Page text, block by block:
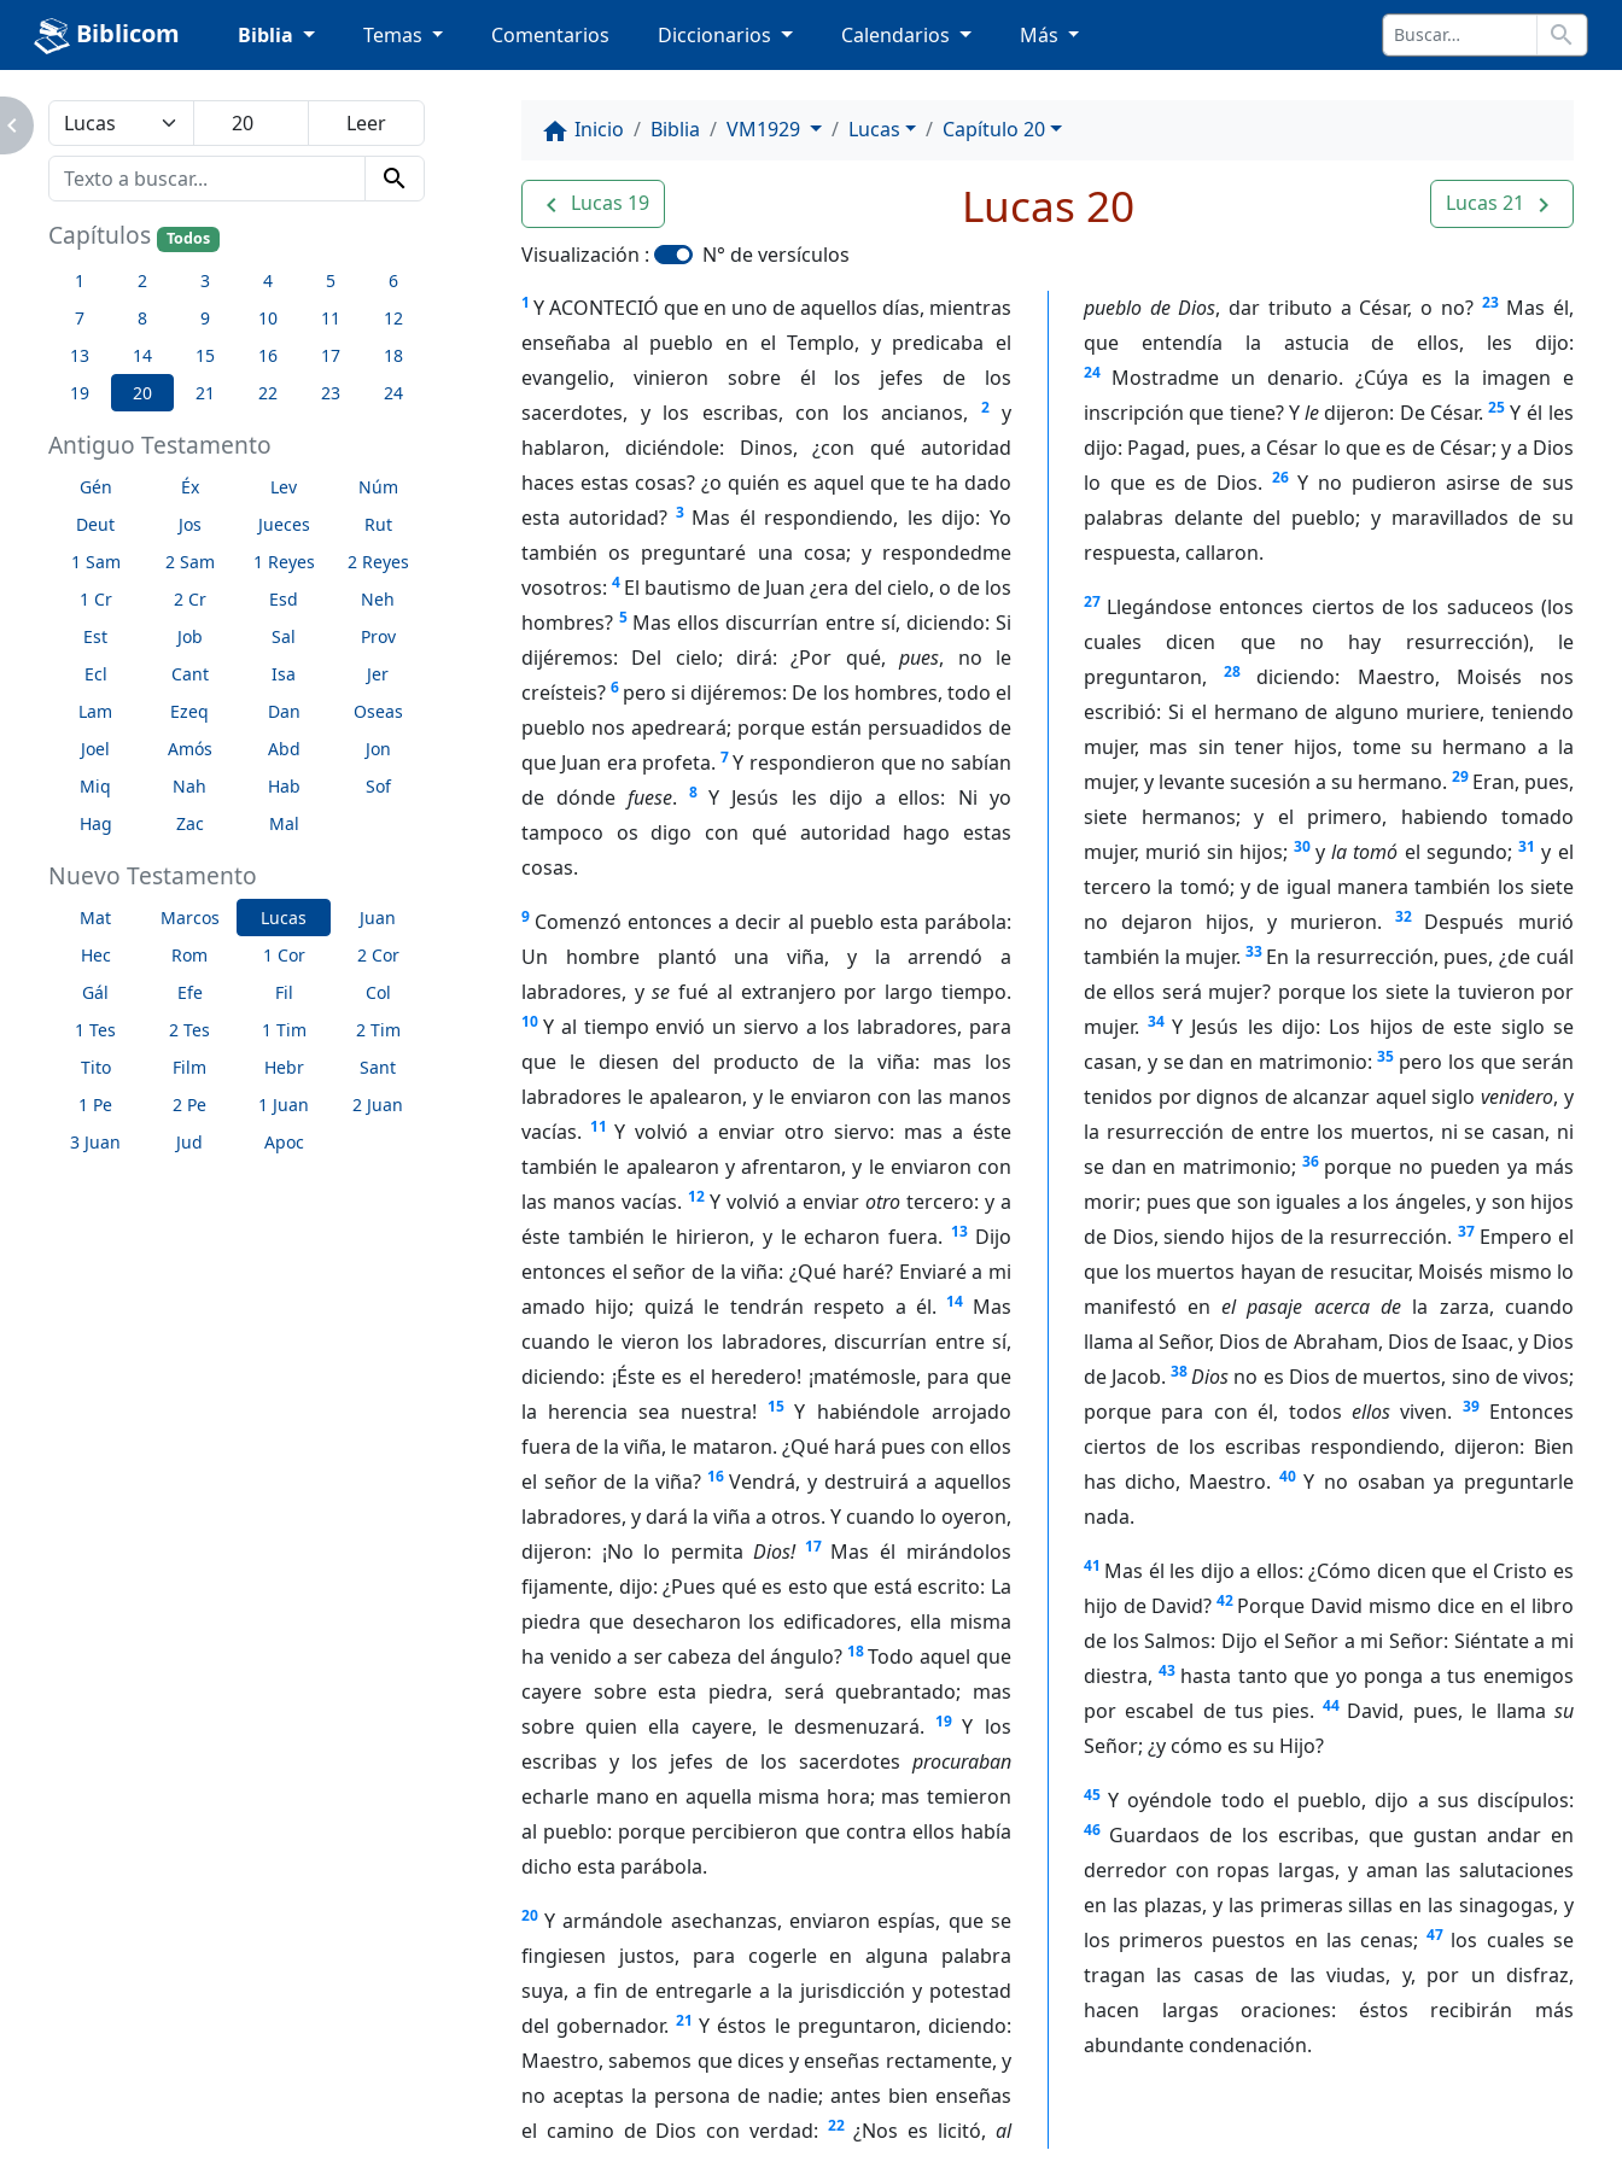
Biblicom Biblia Temas Comentarios Diccionarios Calendarios Más search
search
Capítulos Todos
1 2 3 4 5
6
7
8 9 10 11
12
13
14 15 16 17
18
19
20 21 22 23 24
Antiguo Testamento
Gén Éx Lev
Núm
Deut
Jos Jueces
Rut
1 Sam
2 Sam 1 Reyes
2 Reyes
1 Cr
2 Cr Esd
Neh
Est
Job Sal
Prov
Ecl
Cant Isa
Jer
Lam
Ezeq Dan
Oseas
Joel
Amós Abd
Jon
Miq
Nah Hab
Sof
Hag
Zac Mal
Nuevo Testamento
Mat Marcos Lucas
Juan
Hec
Rom 1 Cor
2 Cor
Gál
Efe Fil
Col
1 Tes
2 Tes 1 Tim
2 Tim
Tito
Film Hebr
Sant
1 Pe
2 Pe 1 Juan
2 Juan
3 Juan
Jud Apoc
home Inicio Biblia VM1929 Lucas Capítulo 20
navigate_before Lucas 19 Lucas 21 navigate_next
Lucas 20
Visualización : N° de versículos
1 Y ACONTECIÓ que en uno de aquellos días, mientras
enseñaba al pueblo en el Templo, y predicaba el
evangelio, vinieron sobre él los jefes de los
sacerdotes, y los escribas, con los ancianos,
2 y
hablaron, diciéndole: Dinos, ¿con qué autoridad
haces estas cosas? ¿o quién es aquel que te ha dado
esta autoridad? 3 Mas él respondiendo, les dijo: Yo
también os preguntaré una cosa; y respondedme
vosotros: 4 El bautismo de Juan ¿era del cielo, o de los
hombres? 5 Mas ellos discurrían entre sí, diciendo: Si
dijéremos: Del cielo; dirá: ¿Por qué, pues, no le
creísteis? 6 pero si dijéremos: De los hombres, todo el
pueblo nos apedreará; porque están persuadidos de
que Juan era profeta. 7Y respondieron que no sabían
de dónde fuese. 8 Y Jesús les dijo a ellos: Ni yo
tampoco os digo con qué autoridad hago estas
cosas.
9 Comenzó entonces a decir al pueblo esta parábola:
Un hombre plantó una viña, y la arrendó a
labradores, y se fué al extranjero por largo tiempo.
10 Y al tiempo envió un siervo a los labradores, para
que le diesen del producto de la viña: mas los
labradores le apalearon, y le enviaron con las manos
vacías. 11 Y volvió a enviar otro siervo: mas a éste
también le apalearon y afrentaron, y le enviaron con
las manos vacías. 12 Y volvió a enviar otro tercero: y a
éste también le hirieron, y le echaron fuera. 13 Dijo
entonces el señor de la viña: ¿Qué haré? Enviaré a mi
amado hijo; quizá le tendrán respeto a él. 14 Mas
cuando le vieron los labradores, discurrían entre sí,
diciendo: ¡Éste es el heredero! ¡matémosle, para que
la herencia sea nuestra! 15 Y habiéndole arrojado
fuera de la viña, le mataron. ¿Qué hará pues con ellos
el señor de la viña? 16 Vendrá, y destruirá a aquellos
labradores, y dará la viña a otros. Y cuando lo oyeron,
dijeron: ¡No lo permita Dios! 17 Mas él mirándolos
fijamente, dijo: ¿Pues qué es esto que está escrito: La
piedra que desecharon los edificadores, ella misma
ha venido a ser cabeza del ángulo? 18Todo aquel que
cayere sobre esta piedra, será quebrantado; mas
sobre quien ella cayere, le desmenuzará. 19 Y los
escribas y los jefes de los sacerdotes procuraban
echarle mano en aquella misma hora; mas temieron
al pueblo: porque percibieron que contra ellos había
dicho esta parábola.
20 Y armándole asechanzas, enviaron espías, que se
fingiesen justos, para cogerle en alguna palabra
suya, a fin de entregarle a la jurisdicción y potestad
del gobernador. 21 Y éstos le preguntaron, diciendo:
Maestro, sabemos que dices y enseñas rectamente, y
no aceptas la persona de nadie; antes bien enseñas
el camino de Dios con verdad: 22 ¿Nos es licitó, al
pueblo de Dios, dar tributo a César, o no? 23 Mas él,
que entendía la astucia de ellos, les dijo:
24 Mostradme un denario. ¿Cúya es la imagen e
inscripción que tiene? Yledijeron: De César. 25 Y él les
dijo: Pagad, pues, a César lo que es de César; y a Dios
lo que es de Dios. 26 Y no pudieron asirse de sus
palabras delante del pueblo; y maravillados de su
respuesta, callaron.
27 Llegándose entonces ciertos de los saduceos (los
cuales dicen que no hay resurrección), le
preguntaron,
28
diciendo: Maestro, Moisés nos
escribió: Si el hermano de alguno muriere, teniendo
mujer, mas sin tener hijos, tome su hermano a la
mujer, y levante sucesión a su hermano. 29 Eran, pues,
siete hermanos; y el primero, habiendo tomado
mujer, murió sin hijos; 30 y la tomó el segundo; 31 y el
tercero la tomó; y de igual manera también los siete
no dejaron hijos, y murieron.
32
Después murió
también la mujer. 33 En la resurrección, pues, ¿de cuál
de ellos será mujer? porque los siete la tuvieron por
mujer. 34 Y Jesús les dijo: Los hijos de este siglo se
casan, y se dan en matrimonio: 35 pero los que serán
tenidos por dignos de alcanzar aquel siglo venidero, y
la resurrección de entre los muertos, ni se casan, ni
se dan en matrimonio; 36 porque no pueden ya más
morir; pues que son iguales a los ángeles, y son hijos
de Dios, siendo hijos de la resurrección. 37 Empero el
que los muertos hayan de resucitar, Moisés mismo lo
manifestó en el pasaje acerca de la zarza, cuando
llama al Señor, Dios de Abraham, Dios de Isaac, y Dios
de Jacob. 38Dios no es Dios de muertos, sino de vivos;
porque para con él, todos ellos viven. 39 Entonces
ciertos de los escribas respondiendo, dijeron: Bien
has dicho, Maestro. 40 Y no osaban ya preguntarle
nada.
41 Mas él les dijo a ellos: ¿Cómo dicen que el Cristo es
hijo de David? 42 Porque David mismo dice en el libro
de los Salmos: Dijo el Señor a mi Señor: Siéntate a mi
diestra, 43 hasta tanto que yo ponga a tus enemigos
por escabel de tus pies. 44 David, pues, le llama su
Señor; ¿y cómo es su Hijo?
45 Y oyéndole todo el pueblo, dijo a sus discípulos:
46 Guardaos de los escribas, que gustan andar en
derredor con ropas largas, y aman las salutaciones
en las plazas, y las primeras sillas en las sinagogas, y
los primeros puestos en las cenas; 47 los cuales se
tragan las casas de las viudas, y, por un disfraz,
hacen largas oraciones: éstos recibirán más
abundante condenación.